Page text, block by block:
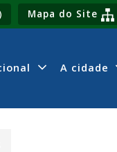
Mapa do Site
A cidade